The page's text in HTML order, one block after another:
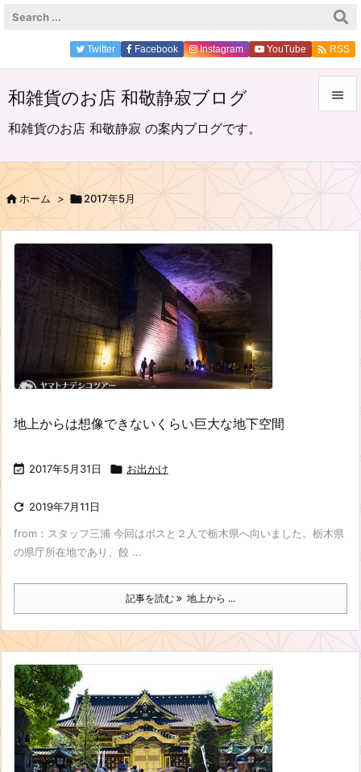
和雑貨のお店 和敬静寂ブログ
和雑貨のお店 和敬静寂 の案内ブログです。

前へ
Twitter Facebook Instagram YouTube  RSS
ホーム > 2017年5月
地上からは想像できないくらい巨大な地下空間
 2017年5月31日  お出かけ
 2019年7月11日
from：スタッフ三浦 今回はボスと２人で栃木県へ向いました。栃木県
の県庁所在地であり、餃 ...
記事を読む 地上から ...